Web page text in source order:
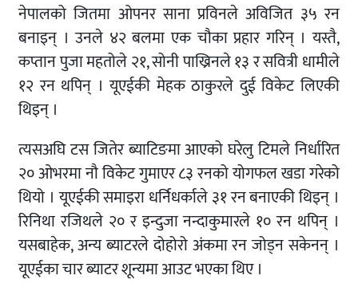
नेपालको जितमा ओपनर साना प्रविनले अविजित ३५ रन
बनाइन् । उनले ४२ बलमा एक चौका प्रहार गरिन् । यस्तै,
कप्तान पुजा महतोले २१, सोनी पाख्रिनले १३ र सवित्री धामीले
१२ रन थपिन् । यूएईकी मेहक ठाकुरले दुई विकेट लिएकी
थिइन् ।
त्यसअघि टस जितेर ब्याटिङमा आएको घरेलु टिमले निर्धारित
२० ओभरमा नौ विकेट गुमाएर ८३ रनको योगफल खडा गरेको
थियो । यूएईकी समाइरा धर्निधर्काले ३१ रन बनाएकी थिइन् ।
रिनिथा रजिथले २० र इन्दुजा नन्दाकुमारले १० रन थपिन् ।
यसबाहेक, अन्य ब्याटरले दोहोरो अंकमा रन जोड्न सकेनन् ।
यूएईका चार ब्याटर शून्यमा आउट भएका थिए ।